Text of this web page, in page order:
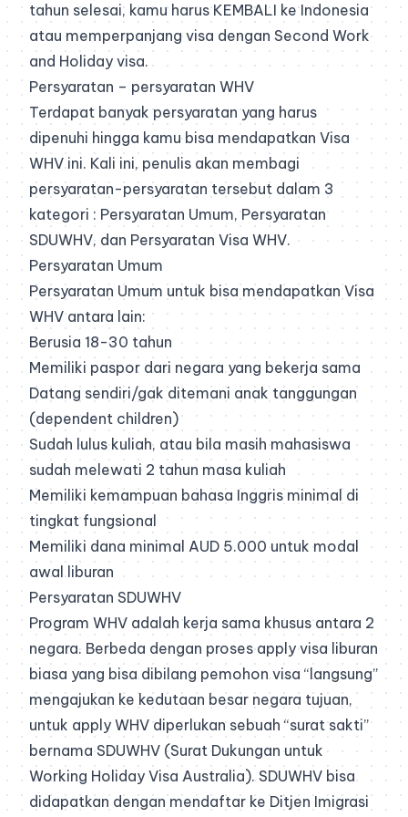
tahun selesai, kamu harus KEMBALI ke Indonesia
atau memperpanjang visa dengan Second Work
and Holiday visa.
Persyaratan – persyaratan WHV
Terdapat banyak persyaratan yang harus
dipenuhi hingga kamu bisa mendapatkan Visa
WHV ini. Kali ini, penulis akan membagi
persyaratan-persyaratan tersebut dalam 3
kategori : Persyaratan Umum, Persyaratan
SDUWHV, dan Persyaratan Visa WHV.
Persyaratan Umum
Persyaratan Umum untuk bisa mendapatkan Visa
WHV antara lain:
Berusia 18-30 tahun
Memiliki paspor dari negara yang bekerja sama
Datang sendiri/gak ditemani anak tanggungan
(dependent children)
Sudah lulus kuliah, atau bila masih mahasiswa
sudah melewati 2 tahun masa kuliah
Memiliki kemampuan bahasa Inggris minimal di
tingkat fungsional
Memiliki dana minimal AUD 5.000 untuk modal
awal liburan
Persyaratan SDUWHV
Program WHV adalah kerja sama khusus antara 2
negara. Berbeda dengan proses apply visa liburan
biasa yang bisa dibilang pemohon visa “langsung”
mengajukan ke kedutaan besar negara tujuan,
untuk apply WHV diperlukan sebuah “surat sakti”
bernama SDUWHV (Surat Dukungan untuk
Working Holiday Visa Australia). SDUWHV bisa
didapatkan dengan mendaftar ke Ditjen Imigrasi